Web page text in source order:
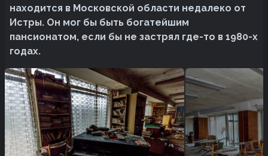
находится в Московской области недалеко от
Истры. Он мог бы быть богатейшим
пансионатом, если бы не застрял где-то в 1980-х
годах.